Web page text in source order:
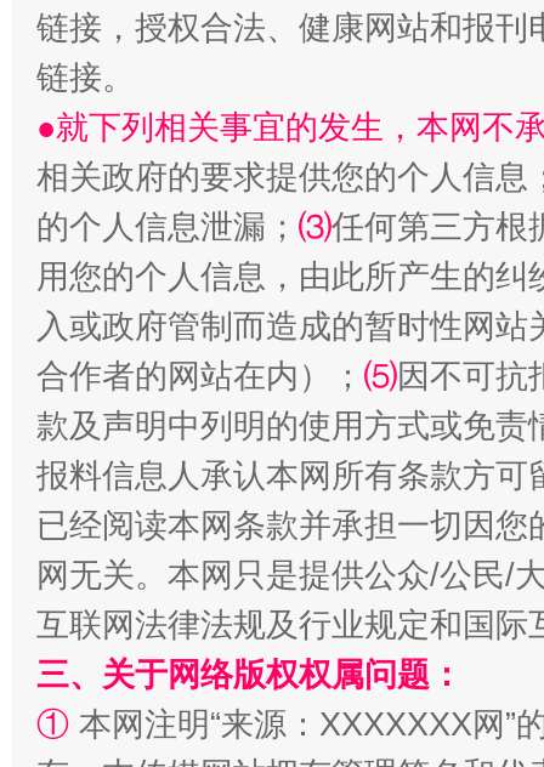
解纷+调解+退费，一次搞定
链接，授权合法、健康网站和报
链接。
●就下列相关事宜的发生，本网不
相关政府的要求提供您的个人信息
的个人信息泄漏； ⑶任何第三方根
用您的个人信息，由此所产生的纠
入或政府管制而造成的暂时性网
合作者的网站在内）； ⑸因不可抗
款及声明中列明的使用方式或免责
报料信息人承认本网所有条款方
已经阅读本网条款并承担一切因
网无关。本网只是提供公众/公民/
互联网法律法规及行业规定和国
三、关于网络版权权属问题：
① 本网注明“来源：XXXXXXX网”